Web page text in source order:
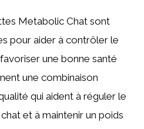
Metabolic Chat sont
pour aider à contrôler le
une bonne santé
une combinaison
qui aident à réguler le
et à maintenir un poids